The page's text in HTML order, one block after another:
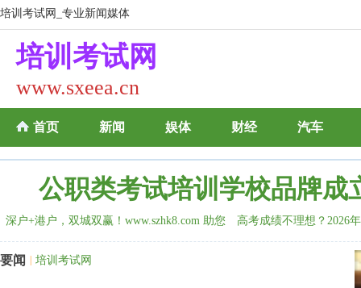
培训考试网_专业新闻媒体
培训考试网
www.sxeea.cn
首页 新闻 娱体 财经 汽车
公职类考试培训学校品牌成
深户+港户，双城双赢！www.szhk8.com 助您
高考成绩不理想？2026
热血与烟火
要闻 培训考试网